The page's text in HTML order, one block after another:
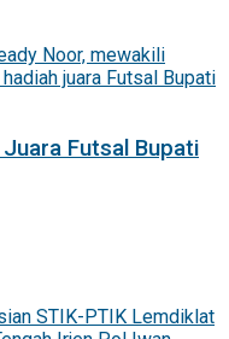
Futsal Bupati